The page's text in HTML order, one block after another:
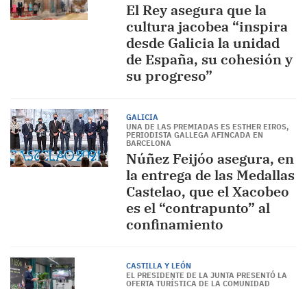
El Rey asegura que la
cultura jacobea “inspira
desde Galicia la unidad
de España, su cohesión y
su progreso”
GALICIA
UNA DE LAS PREMIADAS ES ESTHER EIROS,
PERIODISTA GALLEGA AFINCADA EN
BARCELONA
Núñez Feijóo asegura, en
la entrega de las Medallas
Castelao, que el Xacobeo
es el “contrapunto” al
confinamiento
CASTILLA Y LEÓN
EL PRESIDENTE DE LA JUNTA PRESENTÓ LA
OFERTA TURÍSTICA DE LA COMUNIDAD